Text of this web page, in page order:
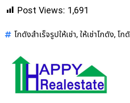
Post Views: 1,691
โกดังสำเร็จรูปให้เช่า, ให้เช่าโกดัง, โก